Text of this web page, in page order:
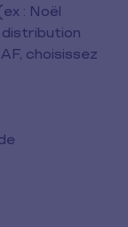
: Noël
choisissez